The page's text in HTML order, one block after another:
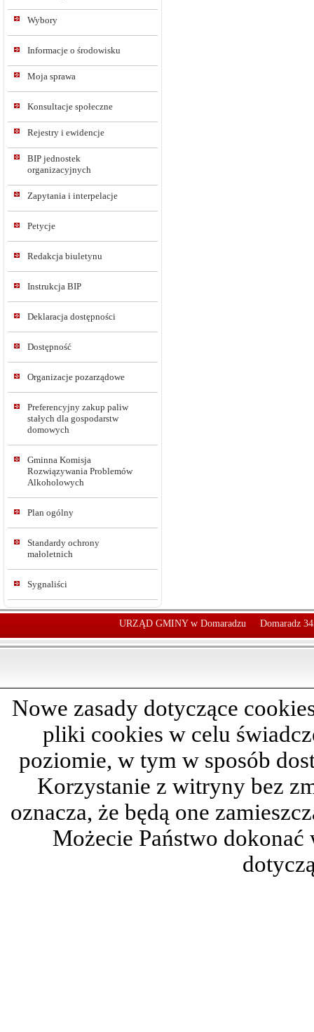
Wybory
Informacje o środowisku
Moja sprawa
Konsultacje społeczne
Rejestry i ewidencje
BIP jednostek
organizacyjnych
Zapytania i interpelacje
Petycje
Redakcja biuletynu
Instrukcja BIP
Deklaracja dostępności
Dostępność
Organizacje pozarządowe
Preferencyjny zakup paliw
stałych dla gospodarstw
domowych
Gminna Komisja
Rozwiązywania Problemów
Alkoholowych
Plan ogólny
Standardy ochrony
małoletnich
Sygnaliści
URZĄD GMINY w Domaradzu Domaradz
Nowe zasady dotyczące
pliki cookies w celu
poziomie, w tym w sposób
Korzystanie z witryny bez
oznacza, że będą one
Możecie Państwo